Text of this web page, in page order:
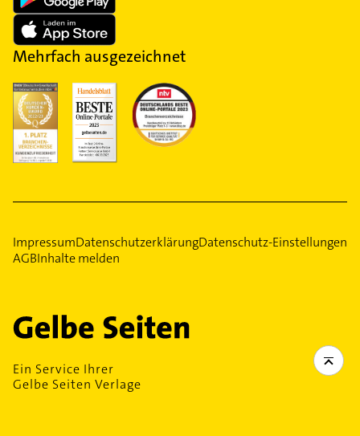
Mehrfach ausgezeichnet
ImpressumDatenschutzerklärungDatenschutz-Einstellungen
AGBInhalte melden
Ein Service Ihrer
Gelbe Seiten Verlage